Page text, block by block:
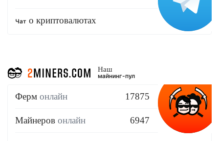
Чат о криптовалютах
Наш
майнинг-пул
Ферм онлайн 17875
Майнеров онлайн 6947